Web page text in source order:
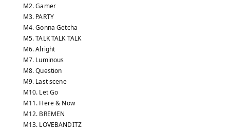
M2. Gamer
M3. PARTY
M4. Gonna Getcha
M5. TALK TALK TALK
M6. Alright
M7. Luminous
M8. Question
M9. Last scene
M10. Let Go
M11. Here & Now
M12. BREMEN
M13. LOVEBANDITZ